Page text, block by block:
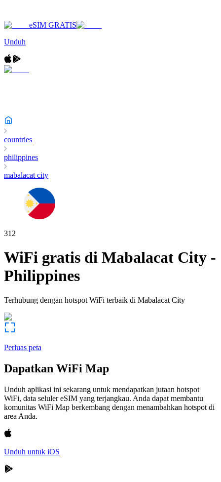
eSIM GRATIS
Unduh
countries
philippines
mabalacat city
312
WiFi gratis di Mabalacat City -
Philippines
Terhubung dengan hotspot WiFi terbaik di Mabalacat City
Perluas peta
Dapatkan WiFi Map
Unduh aplikasi ini sekarang untuk mendapatkan jutaan hotspot
WiFi, data seluler eSIM yang terjangkau. Anda dapat membantu
komunitas WiFi Map berkembang dengan menambahkan hotspot di
area Anda.
Unduh untuk iOS